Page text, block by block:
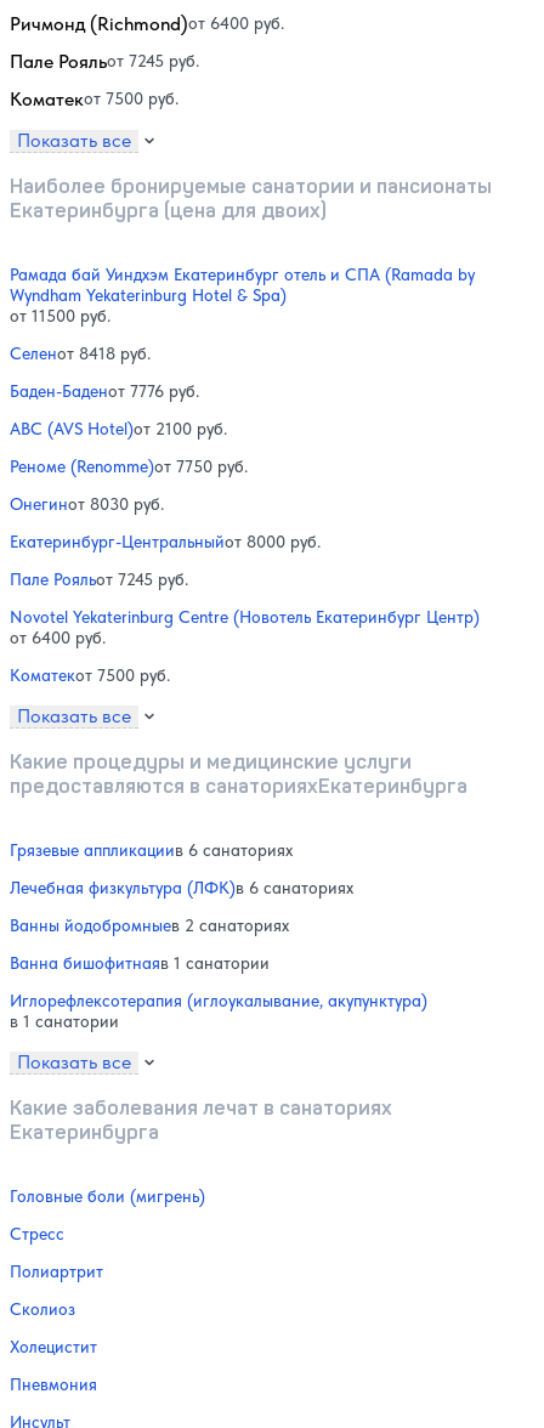
Ричмонд (Richmond)от 6400 руб.
Пале Рояльот 7245 руб.
Коматекот 7500 руб.
Показать все
Наиболее бронируемые санатории и пансионаты
Екатеринбурга (цена для двоих)
Рамада бай Уиндхэм Екатеринбург отель и СПА (Ramada by
Wyndham Yekaterinburg Hotel & Spa)
от 11500 руб.
Селенот 8418 руб.
Баден-Баденот 7776 руб.
АВС (AVS Hotel)от 2100 руб.
Реноме (Renomme)от 7750 руб.
Онегинот 8030 руб.
Екатеринбург-Центральныйот 8000 руб.
Пале Рояльот 7245 руб.
Novotel Yekaterinburg Centre (Новотель Екатеринбург Центр)
от 6400 руб.
Коматекот 7500 руб.
Показать все
Какие процедуры и медицинские услуги
предоставляются в санаторияхЕкатеринбурга
Грязевые аппликациив 6 санаториях
Лечебная физкультура (ЛФК)в 6 санаториях
Ванны йодобромныев 2 санаториях
Ванна бишофитнаяв 1 санатории
Иглорефлексотерапия (иглоукалывание, акупунктура)
в 1 санатории
Показать все
Какие заболевания лечат в санаториях
Екатеринбурга
Головные боли (мигрень)
Стресс
Полиартрит
Сколиоз
Холецистит
Пневмония
Инсульт